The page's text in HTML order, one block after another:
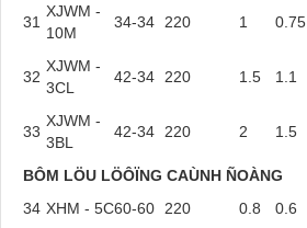
31
XJWM -
10M
34-34 220 1 0.75
32
XJWM -
3CL
42-34 220 1.5 1.1
33
XJWM -
3BL
42-34 220 2 1.5
BÔM LÖU LÖÔÏNG CAÙNH ÑOÀNG
34 XHM - 5C60-60 220 0.8 0.6